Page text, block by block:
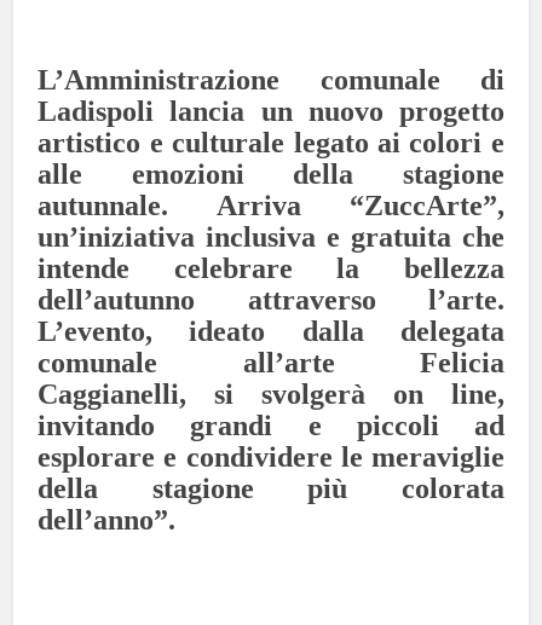
L’Amministrazione comunale di
Ladispoli lancia un nuovo progetto
artistico e culturale legato ai colori e
alle emozioni della stagione
autunnale. Arriva “ZuccArte”,
un’iniziativa inclusiva e gratuita che
intende celebrare la bellezza
dell’autunno attraverso l’arte.
L’evento, ideato dalla delegata
comunale all’arte Felicia
Caggianelli, si svolgerà on line,
invitando grandi e piccoli ad
esplorare e condividere le meraviglie
della stagione più colorata
dell’anno”.